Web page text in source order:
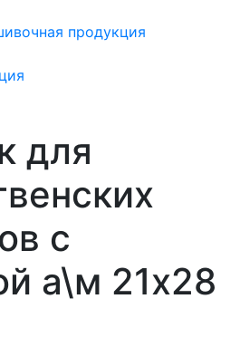
продукция
для
с
а\м 21х28